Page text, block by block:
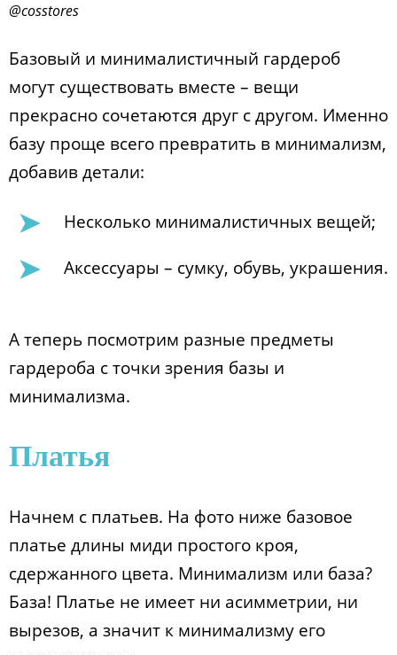
@cosstores
Базовый и минималистичный гардероб
могут существовать вместе – вещи
прекрасно сочетаются друг с другом. Именно
базу проще всего превратить в минимализм,
добавив детали:
Несколько минималистичных вещей;
Аксессуары – сумку, обувь, украшения.
А теперь посмотрим разные предметы
гардероба с точки зрения базы и
минимализма.
Платья
Начнем с платьев. На фото ниже базовое
платье длины миди простого кроя,
сдержанного цвета. Минимализм или база?
База! Платье не имеет ни асимметрии, ни
вырезов, а значит к минимализму его